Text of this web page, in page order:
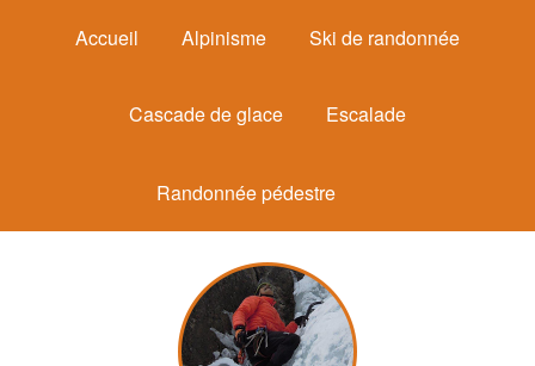
Accueil Alpinisme Ski de randonnée
Cascade de glace Escalade
Randonnée pédestre